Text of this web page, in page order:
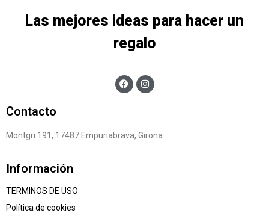
Las mejores ideas para hacer un
regalo
Contacto
Montgri 191, 17487 Empuriabrava, Girona
Información
TERMINOS DE USO
Política de cookies